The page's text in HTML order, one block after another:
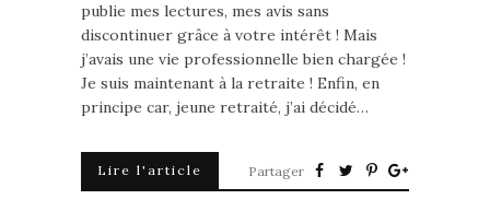
publie mes lectures, mes avis sans
discontinuer grâce à votre intérêt ! Mais
j’avais une vie professionnelle bien chargée !
Je suis maintenant à la retraite ! Enfin, en
principe car, jeune retraité, j’ai décidé…
Lire l'article Partager